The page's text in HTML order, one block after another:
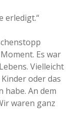
erledigt.“
Es war
Vielleicht
oder das
habe. An dem
waren ganz